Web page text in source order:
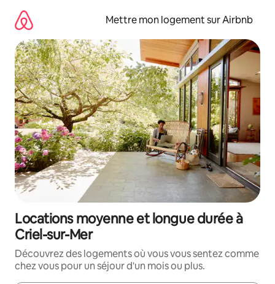
directement
contenu
Mettre mon logement sur Airbnb
Locations moyenne et longue durée à
Criel-sur-Mer
Découvrez des logements où vous vous sentez comme
chez vous pour un séjour d'un mois ou plus.